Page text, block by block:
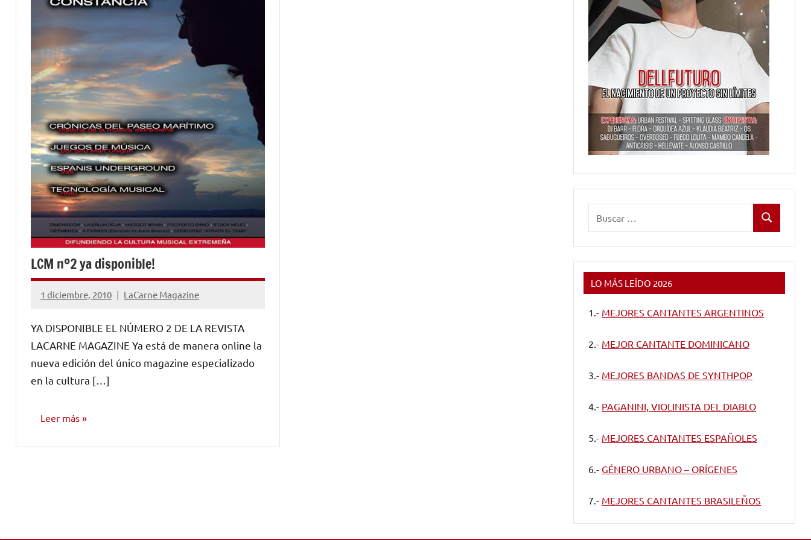
LCM nº2 ya disponible!
1 diciembre, 2010 LaCarne Magazine
No
comentarios
YA DISPONIBLE EL NÚMERO 2 DE LA REVISTA
LACARNE MAGAZINE Ya está de manera online la
nueva edición del único magazine especializado
en la cultura […]
Leer más
Buscar
LO MÁS LEÍDO 2026
1.- MEJORES CANTANTES ARGENTINOS
2.- MEJOR CANTANTE DOMINICANO
3.- MEJORES BANDAS DE SYNTHPOP
4.- PAGANINI, VIOLINISTA DEL DIABLO
5.- MEJORES CANTANTES ESPAÑOLES
6.- GÉNERO URBANO – ORÍGENES
7.- MEJORES CANTANTES BRASILEÑOS